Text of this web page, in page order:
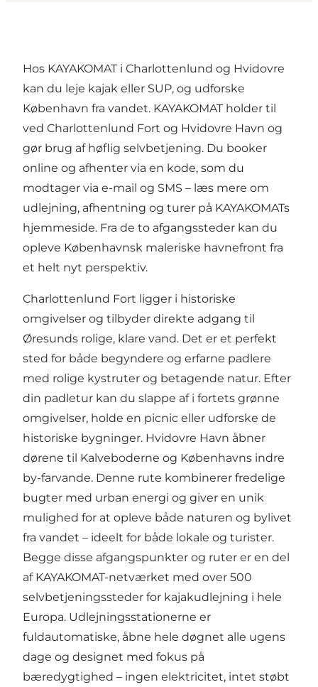
Hos KAYAKOMAT i Charlottenlund og Hvidovre
kan du leje kajak eller SUP, og udforske
København fra vandet. KAYAKOMAT holder til
ved Charlottenlund Fort og Hvidovre Havn og
gør brug af høflig selvbetjening. Du booker
online og afhenter via en kode, som du
modtager via e-mail og SMS – læs mere om
udlejning, afhentning og turer på KAYAKOMATs
hjemmeside. Fra de to afgangssteder kan du
opleve Københavnsk maleriske havnefront fra
et helt nyt perspektiv.
Charlottenlund Fort ligger i historiske
omgivelser og tilbyder direkte adgang til
Øresunds rolige, klare vand. Det er et perfekt
sted for både begyndere og erfarne padlere
med rolige kystruter og betagende natur. Efter
din padletur kan du slappe af i fortets grønne
omgivelser, holde en picnic eller udforske de
historiske bygninger. Hvidovre Havn åbner
dørene til Kalveboderne og Københavns indre
by-farvande. Denne rute kombinerer fredelige
bugter med urban energi og giver en unik
mulighed for at opleve både naturen og bylivet
fra vandet – ideelt for både lokale og turister.
Begge disse afgangspunkter og ruter er en del
af KAYAKOMAT-netværket med over 500
selvbetjeningssteder for kajakudlejning i hele
Europa. Udlejningsstationerne er
fuldautomatiske, åbne hele døgnet alle ugens
dage og designet med fokus på
bæredygtighed – ingen elektricitet, intet støbt